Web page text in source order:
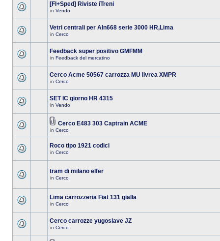
[FI+Sped] Riviste iTreni
in Vendo
Vetri centrali per Aln668 serie 3000 HR,Lima
in Cerco
Feedback super positivo GMFMM
in Feedback del mercatino
Cerco Acme 50567 carrozza MU livrea XMPR
in Cerco
SET IC giorno HR 4315
in Vendo
Cerco E483 303 Captrain ACME
in Cerco
Roco tipo 1921 codici
in Cerco
tram di milano elfer
in Cerco
Lima carrozzeria Fiat 131 gialla
in Cerco
Cerco carrozze yugoslave JZ
in Cerco